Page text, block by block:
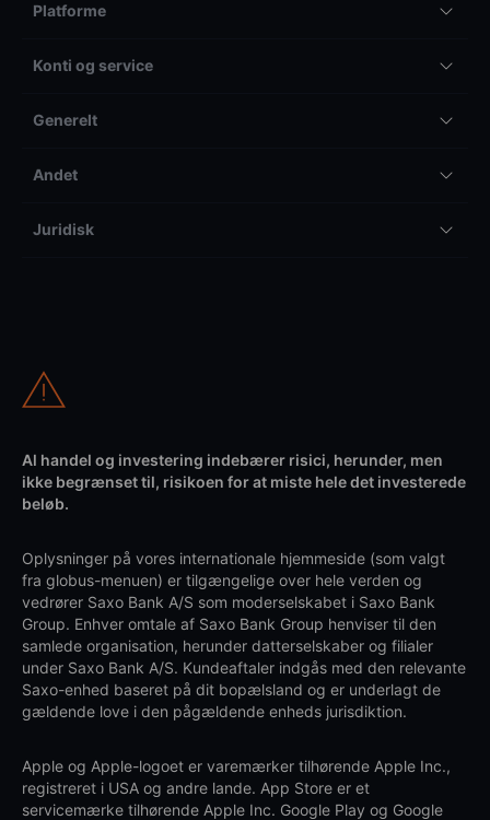
Platforme
Konti og service
Generelt
Andet
Juridisk
Al handel og investering indebærer risici, herunder, men
ikke begrænset til, risikoen for at miste hele det investerede
beløb.
Oplysninger på vores internationale hjemmeside (som valgt
fra globus-menuen) er tilgængelige over hele verden og
vedrører Saxo Bank A/S som moderselskabet i Saxo Bank
Group. Enhver omtale af Saxo Bank Group henviser til den
samlede organisation, herunder datterselskaber og filialer
under Saxo Bank A/S. Kundeaftaler indgås med den relevante
Saxo-enhed baseret på dit bopælsland og er underlagt de
gældende love i den pågældende enheds jurisdiktion.
Apple og Apple-logoet er varemærker tilhørende Apple Inc.,
registreret i USA og andre lande. App Store er et
servicemærke tilhørende Apple Inc. Google Play og Google